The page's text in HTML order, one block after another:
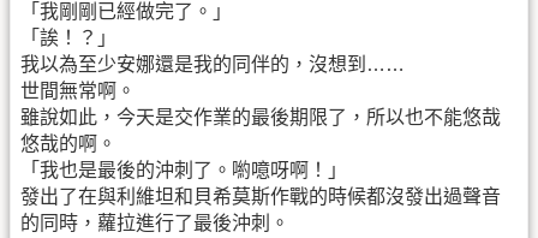
「我剛剛已經做完了。」
「誒！？」
我以為至少安娜還是我的同伴的，沒想到……
世間無常啊。
雖說如此，今天是交作業的最後期限了，所以也不能悠哉
悠哉的啊。
「我也是最後的沖刺了。喲噫呀啊！」
發出了在與利維坦和貝希莫斯作戰的時候都沒發出過聲音
的同時，蘿拉進行了最後沖刺。